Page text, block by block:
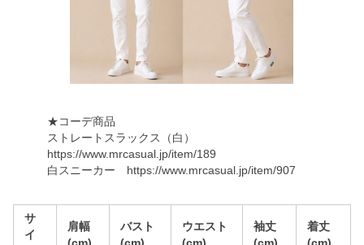
★コーデ商品
ストレートスラックス（白）
https://www.mrcasual.jp/item/189
白スニーカー https://www.mrcasual.jp/item/907
サ
イ
肩幅
バスト
ウエスト
袖丈
着丈